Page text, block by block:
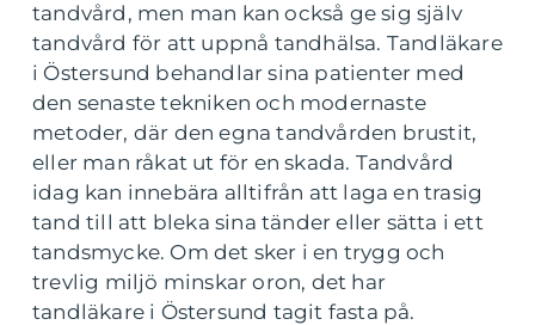
tandvård, men man kan också ge sig själv
tandvård för att uppnå tandhälsa. Tandläkare
i Östersund behandlar sina patienter med
den senaste tekniken och modernaste
metoder, där den egna tandvården brustit,
eller man råkat ut för en skada. Tandvård
idag kan innebära alltifrån att laga en trasig
tand till att bleka sina tänder eller sätta i ett
tandsmycke. Om det sker i en trygg och
trevlig miljö minskar oron, det har
tandläkare i Östersund tagit fasta på.